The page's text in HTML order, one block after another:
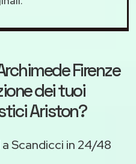
Firenze
dei tuoi
Ariston?
a Scandicci in 24/48